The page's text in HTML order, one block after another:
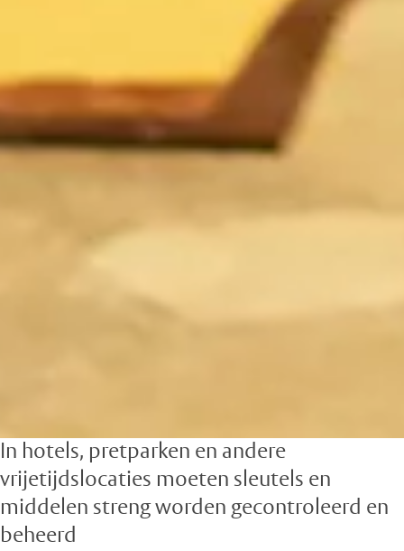
In hotels, pretparken en andere
vrijetijdslocaties moeten sleutels en
middelen streng worden gecontroleerd en
beheerd